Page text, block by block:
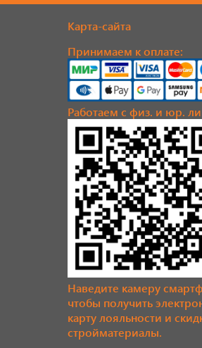
Карта-сайта
Принимаем к оплате:
Работаем с физ. и юр.
Наведите камеру
чтобы получить
карту лояльности и
стройматериалы.